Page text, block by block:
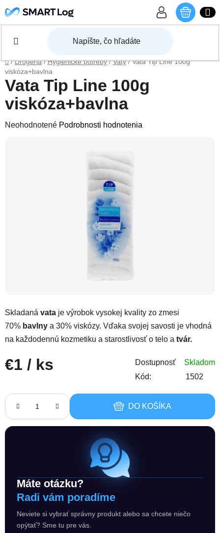
Domov
/ Drogéria / Hygienické potreby / Vaty / Vata Tip Line 100g
viskóza+bavlna
Skladaná vata je výrobok vysokej kvality zo zmesi
70% bavlny a 30% viskózy. Vďaka svojej savosti je vhodná
na každodennú kozmetiku a starostlivosť o telo a tvár.
€1 / ks Dostupnosť
Skladom
Kód:
1502
DO KOŠÍKA
Máte otázku?
Radi vám poradíme
Neviete si vybrať správny produkt alebo sa chcete niečo
opýtať? Sme tu pre vás.
Vata Tip Line 100g
viskóza+bavlna
Priemerné hodnotenie produktu je 0,0 z 5 hviezdičiek.
Neohodnotené Podrobnosti hodnotenia